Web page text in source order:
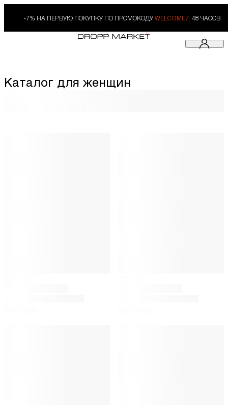
-7% НА ПЕРВУЮ ПОКУПКУ ПО ПРОМОКОДУ WELCOME7. 48 ЧАСОВ
Каталог для женщин